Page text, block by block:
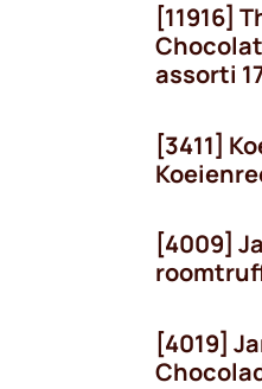
[11916]
assorti
[3411]
[4009]
[4019]